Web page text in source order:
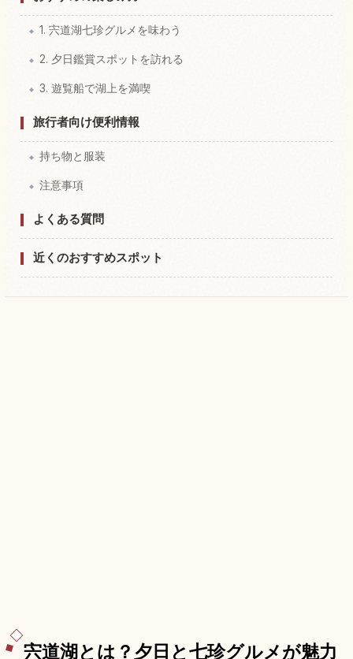
1. 宍道湖七珍グルメを味わう
2. 夕日鑑賞スポットを訪れる
3. 遊覧船で湖上を満喫
旅行者向け便利情報
持ち物と服装
注意事項
よくある質問
近くのおすすめスポット
宍道湖とは？夕日と七珍グルメが魅力